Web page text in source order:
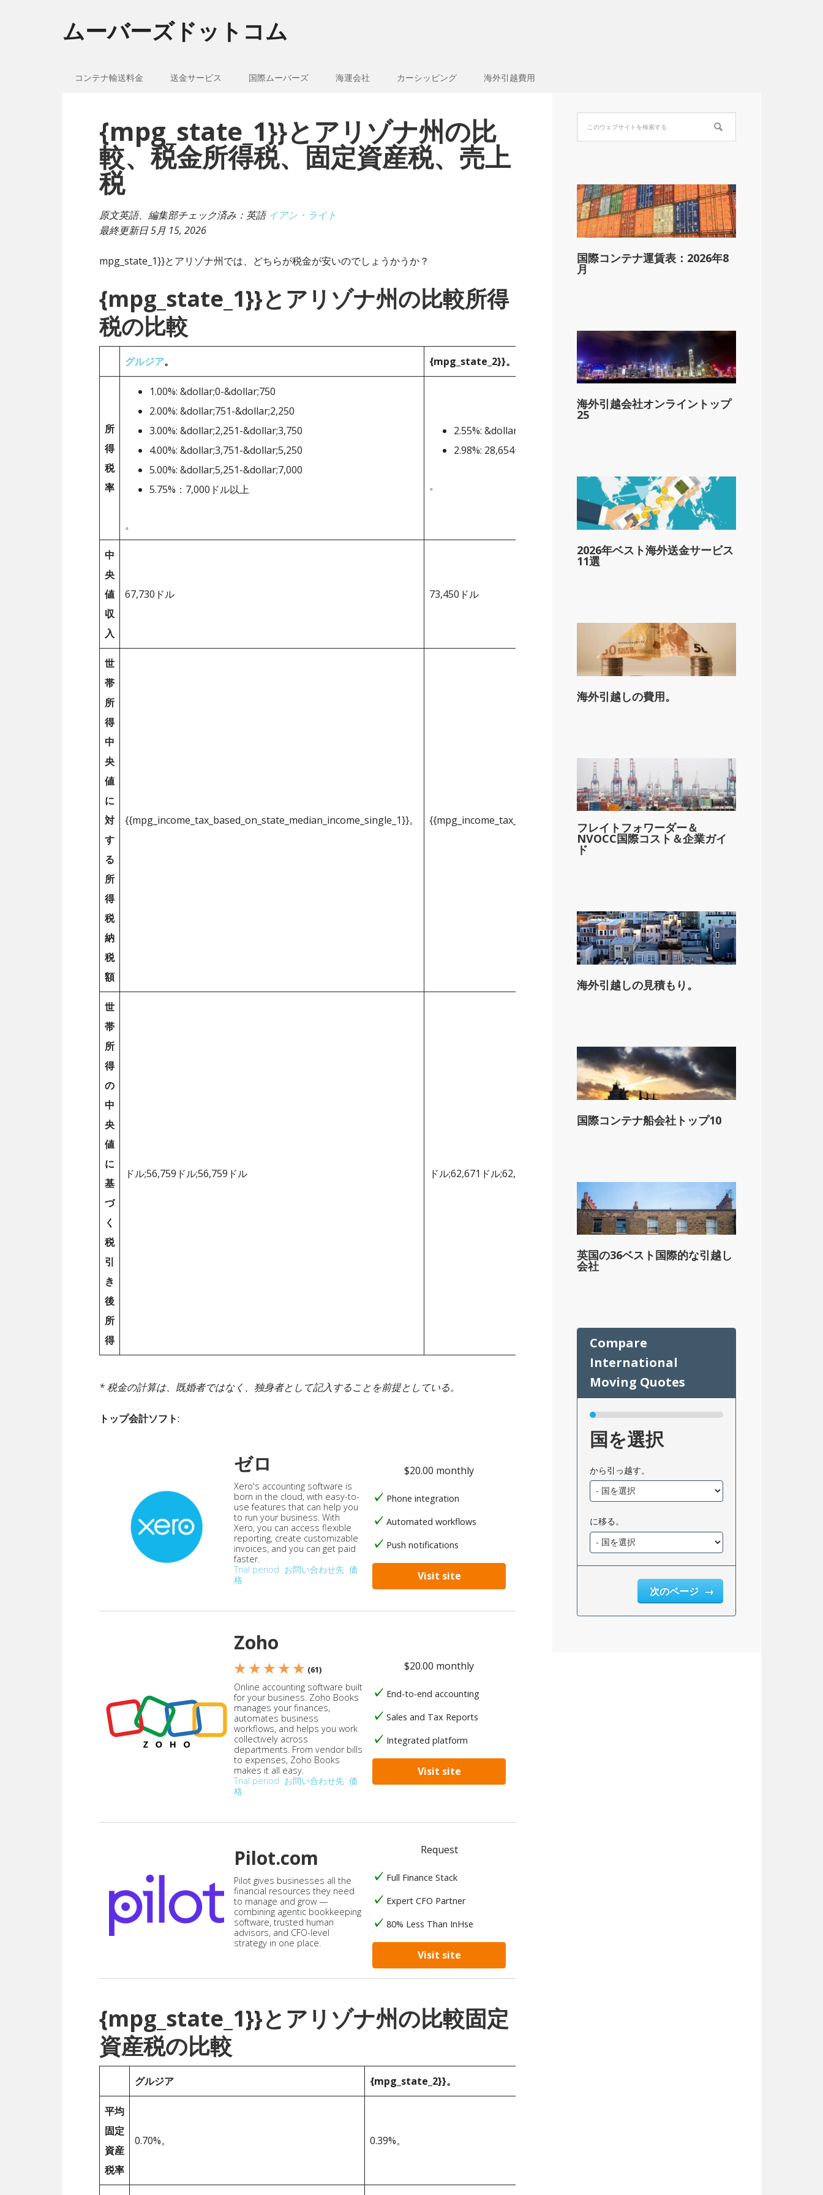
ムーバーズドットコム
コンテナ輸送料金 送金サービス 国際ムーバーズ 海運会社 カーシッピング 海外引越費用
{mpg_state_1}}とアリゾナ州の比
較、税金所得税、固定資産税、売上
税
原文英語、編集部チェック済み：英語イアン・ライト
最終更新日5月 15, 2026
mpg_state_1}}とアリゾナ州では、どちらが税金が安いのでしょうかうか？
{mpg_state_1}}とアリゾナ州の比較所得
税の比較
グルジア。 {mpg_state_2}}。
所
得
税
率
1.00%: &dollar;0-&dollar;750
2.00%: &dollar;751-&dollar;2,250
3.00%: &dollar;2,251-&dollar;3,750
4.00%: &dollar;3,751-&dollar;5,250
5.00%: &dollar;5,251-&dollar;7,000
5.75%：7,000ドル以上
。
2.55%: &dollar;0-&dollar;28,653
2.98%: 28,654+ドル
。
中
央
値
収
入
67,730ドル 73,450ドル
世
帯
所
得
中
央
値
に
対
す
る
所
得
税
納
税
額
{{mpg_income_tax_based_on_state_median_income_single_1}}。 {{mpg_income_tax_based_on_state_median_single_2}}。
世
帯
所
得
の
中
央
値
に
基
づ
く
税
引
き
後
所
得
ドル;56,759ドル;56,759ドル ドル;62,671ドル;62,671ドル
* 税金の計算は、既婚者ではなく、独身者として記入することを前提としている。
トップ会計ソフト:
ゼロ
Xero's accounting software is
born in the cloud, with easy-to-
use features that can help you
to run your business. With
Xero, you can access flexible
reporting, create customizable
invoices, and you can get paid
faster.
Trial period お問い合わせ先 価
格
$20.00 monthly
Phone integration
Automated workflows
Push notifications
Visit site
Zoho
★ ★ ★ ★ ★ (61)
Online accounting software built
for your business. Zoho Books
manages your finances,
automates business
workflows, and helps you work
collectively across
departments. From vendor bills
to expenses, Zoho Books
makes it all easy.
Trial period お問い合わせ先 価
格
$20.00 monthly
End-to-end accounting
Sales and Tax Reports
Integrated platform
Visit site
Pilot.com
Pilot gives businesses all the
financial resources they need
to manage and grow —
combining agentic bookkeeping
software, trusted human
advisors, and CFO-level
strategy in one place.
Request
Full Finance Stack
Expert CFO Partner
80% Less Than InHse
Visit site
{mpg_state_1}}とアリゾナ州の比較固定
資産税の比較
グルジア {mpg_state_2}}。
平均
固定
資産
税率
0.70%。 0.39%。
国際コンテナ運賃表：2026年8
月
海外引越会社オンライントップ
25
2026年ベスト海外送金サービス
11選
海外引越しの費用。
フレイトフォワーダー＆
NVOCC国際コスト＆企業ガイ
ド
海外引越しの見積もり。
国際コンテナ船会社トップ10
英国の36ベスト国際的な引越し
会社
国を選択
から引っ越す。
に移る。
次のページ